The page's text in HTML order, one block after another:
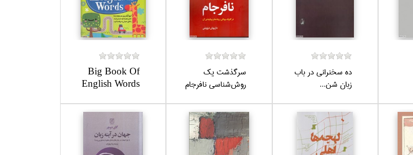
ده سخنراني در باب
زبان شن...
سرگذشت يك
روش‌شناسي نافرجام
Big Book Of
English Words